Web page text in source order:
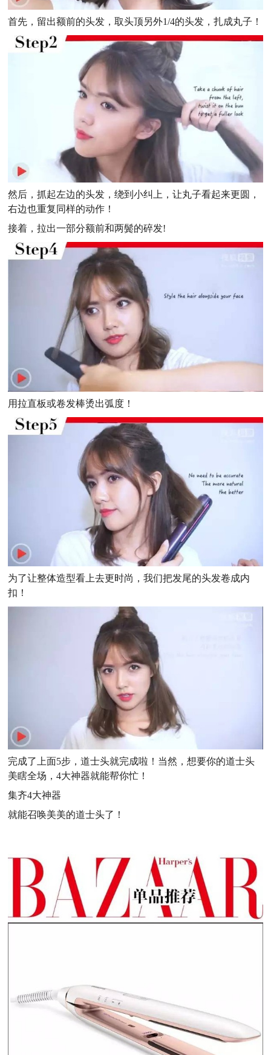
首先，留出额前的头发，取头顶另外1/4的头发，扎成丸子！
然后，抓起左边的头发，绕到小纠上，让丸子看起来更圆，
右边也重复同样的动作！
接着，拉出一部分额前和两鬓的碎发!
用拉直板或卷发棒烫出弧度！
为了让整体造型看上去更时尚，我们把发尾的头发卷成内
扣！
完成了上面5步，道士头就完成啦！当然，想要你的道士头
美瞎全场，4大神器就能帮你忙！
集齐4大神器
就能召唤美美的道士头了！